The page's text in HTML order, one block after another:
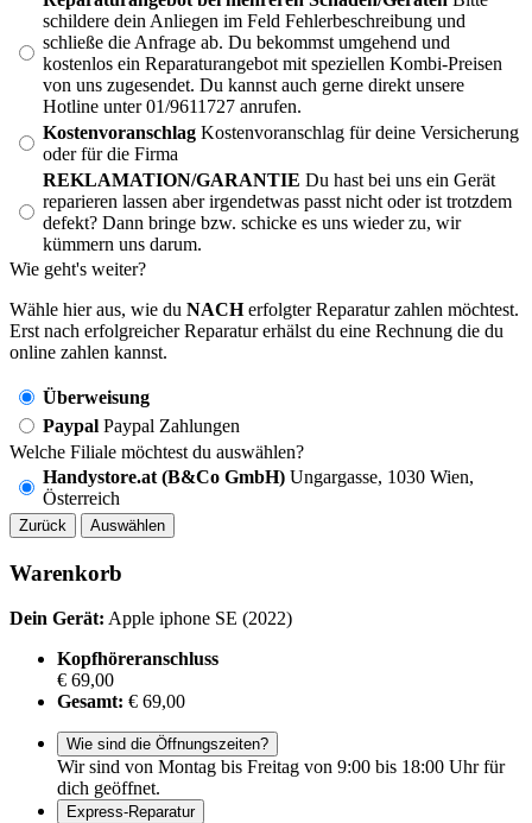
schildere dein Anliegen im Feld Fehlerbeschreibung und
schließe die Anfrage ab. Du bekommst umgehend und
kostenlos ein Reparaturangebot mit speziellen Kombi-Preisen
von uns zugesendet. Du kannst auch gerne direkt unsere
Hotline unter 01/9611727 anrufen.
Kostenvoranschlag Kostenvoranschlag für deine Versicherung
oder für die Firma
REKLAMATION/GARANTIE Du hast bei uns ein Gerät
reparieren lassen aber irgendetwas passt nicht oder ist trotzdem
defekt? Dann bringe bzw. schicke es uns wieder zu, wir
kümmern uns darum.
Wie geht's weiter?
Wähle hier aus, wie du NACHerfolgter Reparatur zahlen möchtest.
Erst nach erfolgreicher Reparatur erhälst du eine Rechnung die du
online zahlen kannst.
Überweisung
Paypal Paypal Zahlungen
Welche Filiale möchtest du auswählen?
Handystore.at (B&Co GmbH) Ungargasse, 1030 Wien,
Österreich
Zurück Auswählen
Warenkorb
Dein Gerät: Apple iphone SE (2022)
Kopfhöreranschluss
€ 69,00
Gesamt: € 69,00
Wie sind die Öffnungszeiten?
Wir sind von Montag bis Freitag von 9:00 bis 18:00 Uhr für
dich geöffnet.
Express-Reparatur